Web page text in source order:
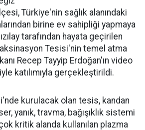
Türkiye'nin sağlık alanındaki
birine ev sahipliği yapmaya
tarafından hayata geçirilen
Tesisi'nin temel atma
Recep Tayyip Erdoğan'ın video
katılımıyla gerçekleştirildi.
kurulacak olan tesis, kandan
yanık, travma, bağışıklık sistemi
kritik alanda kullanılan plazma